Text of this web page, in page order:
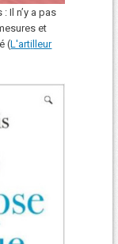
Il n’y a pas
et
(L'artilleur